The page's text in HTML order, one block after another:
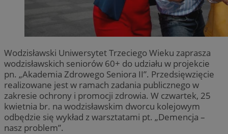
Wodzisławski Uniwersytet Trzeciego Wieku zaprasza
wodzisławskich seniorów 60+ do udziału w projekcie
pn. „Akademia Zdrowego Seniora II”. Przedsięwzięcie
realizowane jest w ramach zadania publicznego w
zakresie ochrony i promocji zdrowia. W czwartek, 25
kwietnia br. na wodzisławskim dworcu kolejowym
odbędzie się wykład z warsztatami pt. „Demencja –
nasz problem”.